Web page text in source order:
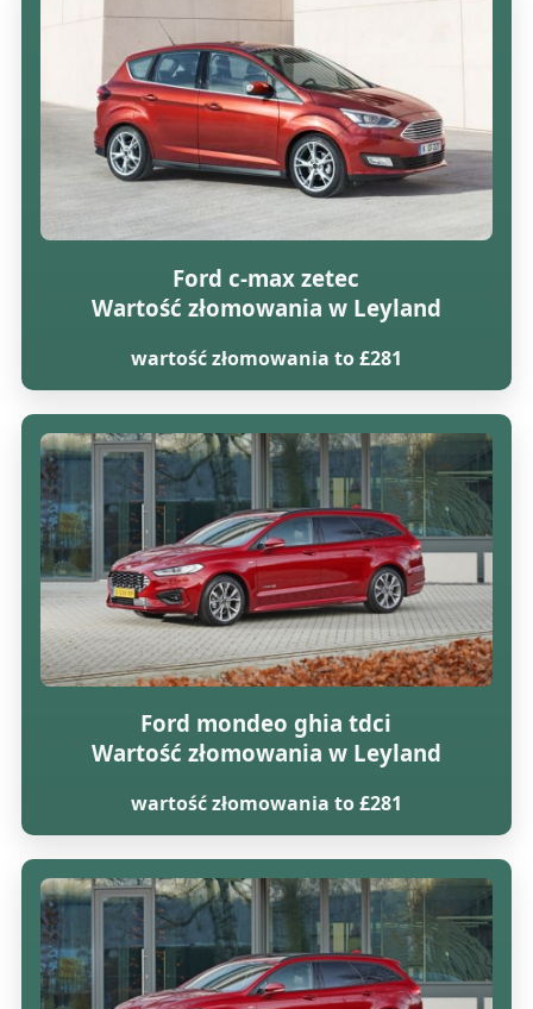
Ford c-max zetec
Wartość złomowania w Leyland
wartość złomowania to £281
Ford mondeo ghia tdci
Wartość złomowania w Leyland
wartość złomowania to £281